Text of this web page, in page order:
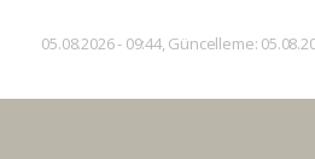
05.08.2026 - 09:44, Güncelleme: